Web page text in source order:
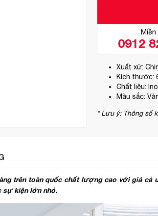
0912
Xuất xứ:
Kích thước:
Chất liệu:
Màu sắc:
* Lưu ý: Thông số
trên toàn quốc chất lượng cao với giá cả
sự kiện lớn nhỏ.